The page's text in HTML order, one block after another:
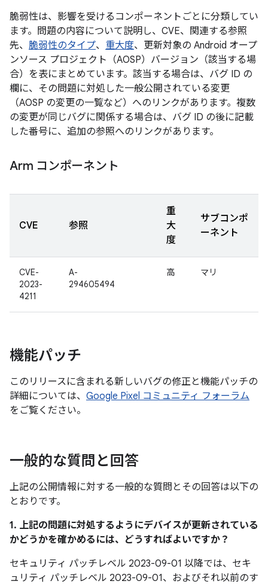
脆弱性は、影響を受けるコンポーネントごとに分類してい
ます。問題の内容について説明し、CVE、関連する参照
先、 脆弱性のタイプ、 重大度、更新対象の Android オープ
ンソース プロジェクト（AOSP）バージョン（該当する場
合）を表にまとめています。該当する場合は、バグ ID の
欄に、その問題に対処した一般公開されている変更
（AOSP の変更の一覧など）へのリンクがあります。複数
の変更が同じバグに関係する場合は、バグ ID の後に記載
した番号に、追加の参照へのリンクがあります。
Arm コンポーネント
CVE 参照
重
大
度
サブコンポ
ーネント
CVE-
2023-
4211
A-
294605494
高 マリ
機能パッチ
このリリースに含まれる新しいバグの修正と機能パッチの
詳細については、 Google Pixel コミュニティ フォーラム
をご覧ください。
一般的な質問と回答
上記の公開情報に対する一般的な質問とその回答は以下の
とおりです。
1. 上記の問題に対処するようにデバイスが更新されている
かどうかを確かめるには、どうすればよいですか？
セキュリティ パッチレベル 2023-09-01 以降では、セキ
ュリティ パッチレベル 2023-09-01、およびそれ以前のす